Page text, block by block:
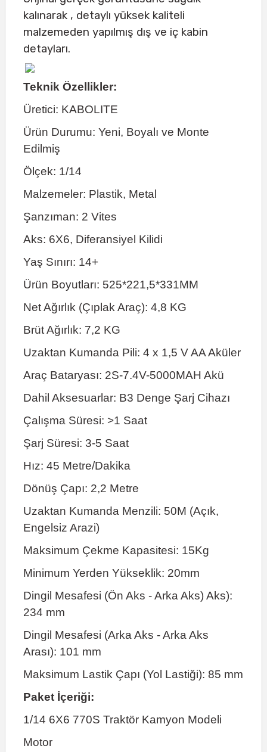
kalınarak , detaylı yüksek kaliteli
malzemeden yapılmış dış ve iç kabin
detayları.
Teknik Özellikler:
Üretici: KABOLITE
Ürün Durumu: Yeni, Boyalı ve Monte
Edilmiş
Ölçek: 1/14
Malzemeler: Plastik, Metal
Şanzıman: 2 Vites
Aks: 6X6, Diferansiyel Kilidi
Yaş Sınırı: 14+
Ürün Boyutları: 525*221,5*331MM
Net Ağırlık (Çıplak Araç): 4,8 KG
Brüt Ağırlık: 7,2 KG
Uzaktan Kumanda Pili: 4 x 1,5 V AA Aküler
Araç Bataryası: 2S-7.4V-5000MAH Akü
Dahil Aksesuarlar: B3 Denge Şarj Cihazı
Çalışma Süresi: >1 Saat
Şarj Süresi: 3-5 Saat
Hız: 45 Metre/Dakika
Dönüş Çapı: 2,2 Metre
Uzaktan Kumanda Menzili: 50M (Açık,
Engelsiz Arazi)
Maksimum Çekme Kapasitesi: 15Kg
Minimum Yerden Yükseklik: 20mm
Dingil Mesafesi (Ön Aks - Arka Aks) Aks):
234 mm
Dingil Mesafesi (Arka Aks - Arka Aks
Arası): 101 mm
Maksimum Lastik Çapı (Yol Lastiği): 85 mm
Paket İçeriği:
1/14 6X6 770S Traktör Kamyon Modeli
Motor